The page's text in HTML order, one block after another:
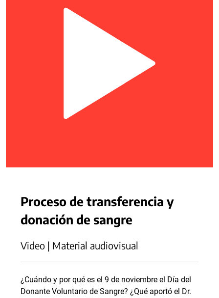
Proceso de transferencia y
donación de sangre
Video | Material audiovisual
¿Cuándo y por qué es el 9 de noviembre el Día del
Donante Voluntario de Sangre? ¿Qué aportó el Dr.